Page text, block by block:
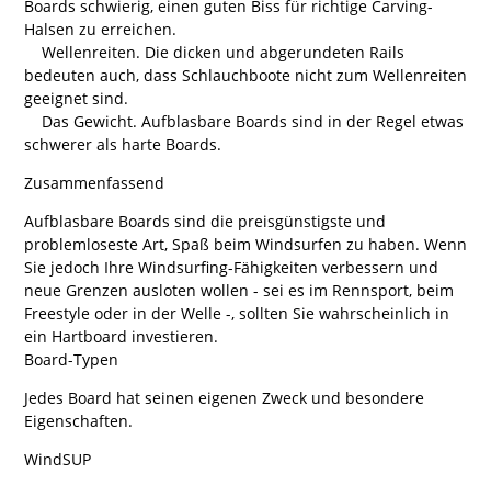
Boards schwierig, einen guten Biss für richtige Carving-
Halsen zu erreichen.
Wellenreiten. Die dicken und abgerundeten Rails
bedeuten auch, dass Schlauchboote nicht zum Wellenreiten
geeignet sind.
Das Gewicht. Aufblasbare Boards sind in der Regel etwas
schwerer als harte Boards.
Zusammenfassend
Aufblasbare Boards sind die preisgünstigste und
problemloseste Art, Spaß beim Windsurfen zu haben. Wenn
Sie jedoch Ihre Windsurfing-Fähigkeiten verbessern und
neue Grenzen ausloten wollen - sei es im Rennsport, beim
Freestyle oder in der Welle -, sollten Sie wahrscheinlich in
ein Hartboard investieren.
Board-Typen
Jedes Board hat seinen eigenen Zweck und besondere
Eigenschaften.
WindSUP